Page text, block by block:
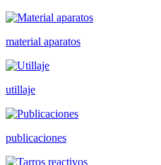
material aparatos
utillaje
publicaciones